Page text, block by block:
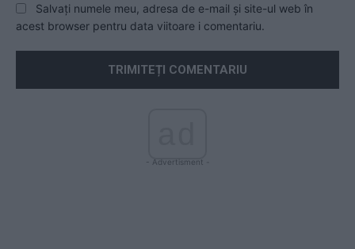
Salvați numele meu, adresa de e-mail și site-ul web în
acest browser pentru data viitoare i comentariu.
- Advertisment -